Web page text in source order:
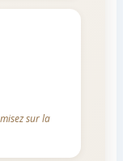
sur la